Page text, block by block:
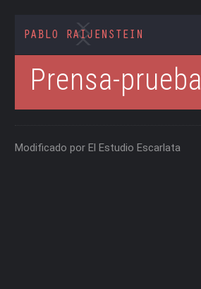
Prensa-prueba
Modificado por El Estudio Escarlata